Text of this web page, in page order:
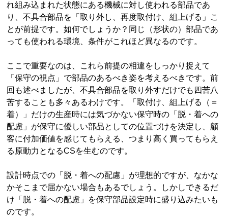
れ組み込まれた状態にある機械に対し使われる部品であ
り、不具合部品を「取り外し、再度取付け、組上げる」こ
とが前提です。如何でしょうか？同じ（形状の）部品であ
っても使われる環境、条件がこれほど異なるのです。
ここで重要なのは、これら前提の相違をしっかり捉えて
「保守の視点」で部品のあるべき姿を考えるべきです。前
回も述べましたが、不具合部品を取り外すだけでも四苦八
苦することも多々あるわけです。「取付け、組上げる（＝
着）」だけの生産時には気づかない保守時の「脱・着への
配慮」が保守に優しい部品としての位置づけを決定し、顧
客に付加価値を感じてもらえる、つまり高く買ってもらえ
る原動力となるCSを生むのです。
設計時点での「脱・着への配慮」が理想的ですが、なかな
かそこまで届かない場合もあるでしょう。しかしできるだ
け「脱・着への配慮」を保守部品設定時に盛り込みたいも
のです。